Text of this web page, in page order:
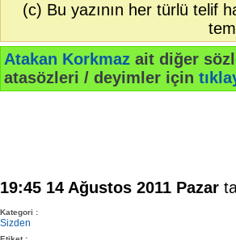
(c) Bu yazının her türlü telif
Atakan Korkmaz ait diğer
atasözleri / deyimler için
19:45 14 Ağustos 2011 Pazar
Kategori :
Sizden